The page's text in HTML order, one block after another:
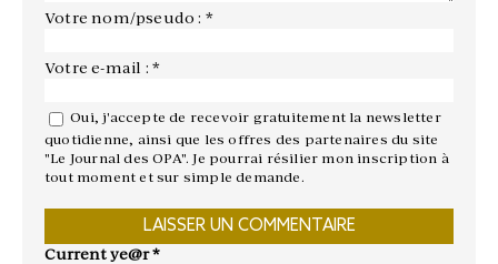
Votre nom/pseudo : *
Votre e-mail : *
Oui, j'accepte de recevoir gratuitement la newsletter
quotidienne, ainsi que les offres des partenaires du site
"Le Journal des OPA". Je pourrai résilier mon inscription à
tout moment et sur simple demande.
Current ye@r*